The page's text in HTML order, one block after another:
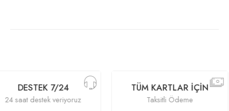
DESTEK 7/24
24 saat destek veriyoruz
TÜM KARTLAR İÇIN
Taksitli Ödeme